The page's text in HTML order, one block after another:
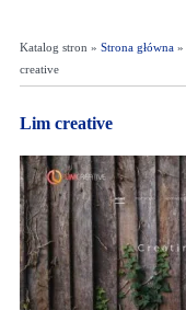
Katalog stron » Strona główna»
creative
Lim creative